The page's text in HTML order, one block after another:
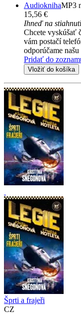
AudioknihaMP3
15,56 €
Ihneď na
Chcete vyskúšať
vám postačí
odporúčame
Pridať do
Vložiť do košíka
Šprti a frajeři
CZ